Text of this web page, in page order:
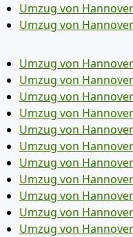
Umzug von
Umzug von
Umzug von
Umzug von
Umzug von
Umzug von
Umzug von
Umzug von
Umzug von
Umzug von
Umzug von
Umzug von
Umzug von